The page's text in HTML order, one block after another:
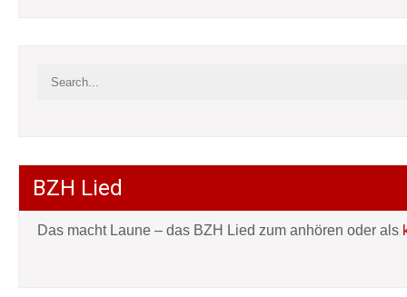
BZH Lied
Das macht Laune – das BZH Lied zum anhören oder als